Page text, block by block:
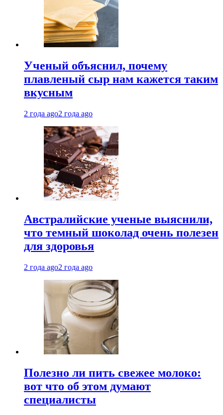
Ученый объяснил, почему
плавленый сыр нам кажется таким
вкусным
2 года ago2 года ago
Австралийские ученые выяснили,
что темный шоколад очень полезен
для здоровья
2 года ago2 года ago
Полезно ли пить свежее молоко:
вот что об этом думают
специалисты